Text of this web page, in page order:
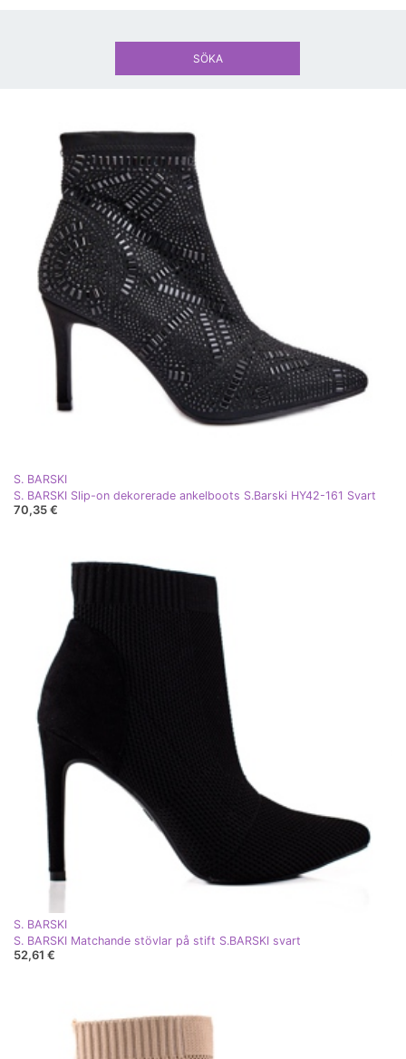
S. BARSKI
S. BARSKI Slip-on dekorerade ankelboots S.Barski HY42-161 Svart
70,35 €
S. BARSKI
S. BARSKI Matchande stövlar på stift S.BARSKI svart
52,61 €
SÖKA